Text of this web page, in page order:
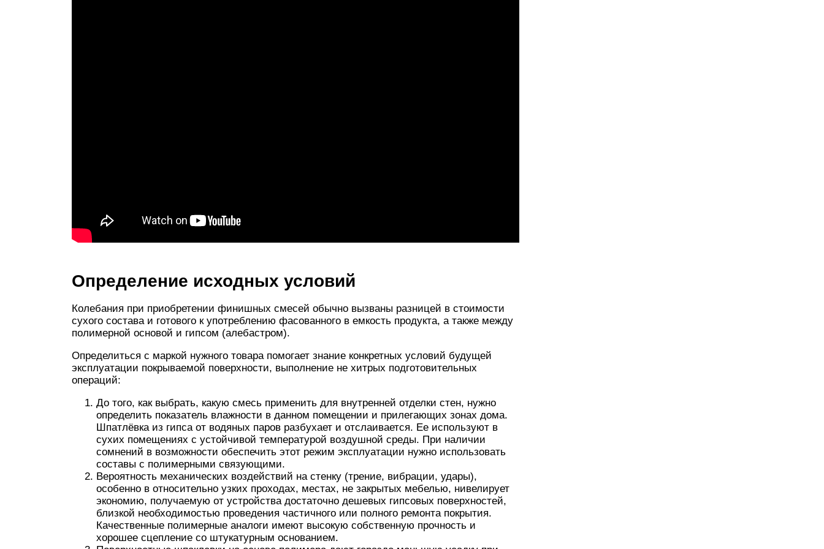
Определение исходных условий
Колебания при приобретении финишных смесей обычно вызваны разницей в стоимости
сухого состава и готового к употреблению фасованного в емкость продукта, а также между
полимерной основой и гипсом (алебастром).
Определиться с маркой нужного товара помогает знание конкретных условий будущей
эксплуатации покрываемой поверхности, выполнение не хитрых подготовительных
операций:
До того, как выбрать, какую смесь применить для внутренней отделки стен, нужно
определить показатель влажности в данном помещении и прилегающих зонах дома.
Шпатлёвка из гипса от водяных паров разбухает и отслаивается. Ее используют в
сухих помещениях с устойчивой температурой воздушной среды. При наличии
сомнений в возможности обеспечить этот режим эксплуатации нужно использовать
составы с полимерными связующими.
Вероятность механических воздействий на стенку (трение, вибрации, удары),
особенно в относительно узких проходах, местах, не закрытых мебелью, нивелирует
экономию, получаемую от устройства достаточно дешевых гипсовых поверхностей,
близкой необходимостью проведения частичного или полного ремонта покрытия.
Качественные полимерные аналоги имеют высокую собственную прочность и
хорошее сцепление со штукатурным основанием.